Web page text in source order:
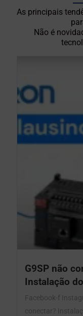
As principais
Não é
G9SP não
Instalação
Facebook-f
conectar?